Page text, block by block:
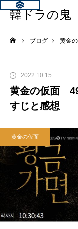
韓ドラの鬼
ブログ 黄金
2022.10.15
黄金の仮面
すじと感想
黄金の仮面